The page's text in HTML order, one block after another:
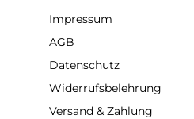
Impressum
AGB
Datenschutz
Widerrufsbelehrung
Versand & Zahlung